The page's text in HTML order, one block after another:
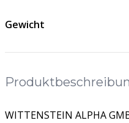
Gewicht
WITTENSTEIN ALPHA